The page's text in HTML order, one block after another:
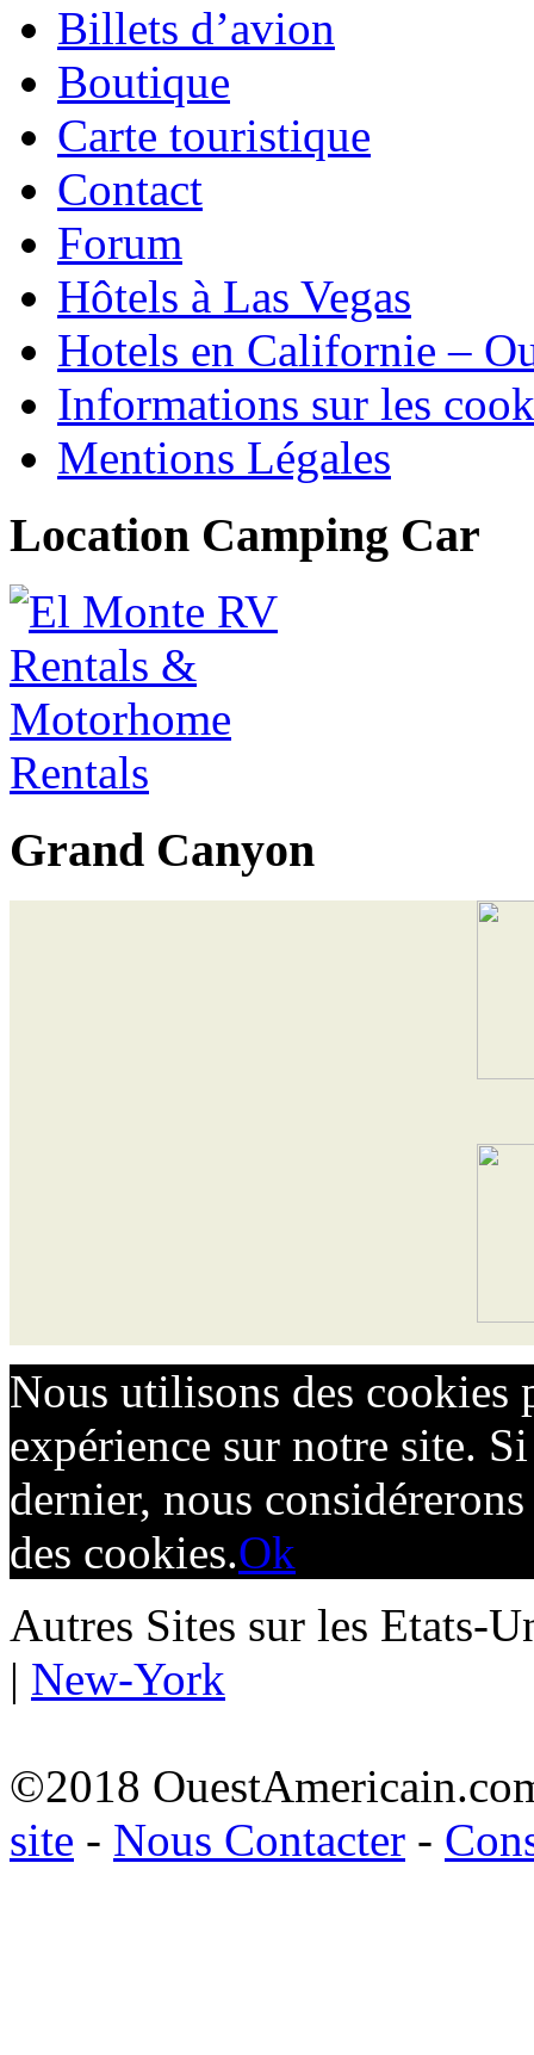
Billets d’avion
Boutique
Carte touristique
Contact
Forum
Hôtels à Las Vegas
Hotels en Californie –
Informations sur les
Mentions Légales
Location Camping Car
Grand Canyon
Nous utilisons des
expérience sur notre site.
dernier, nous
des cookies.Ok
Autres Sites sur les Etats-
| New-York
©2018
site - Nous Contacter -